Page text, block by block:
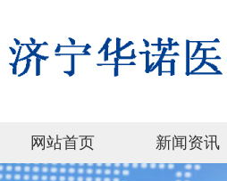
网站首页 新闻资讯